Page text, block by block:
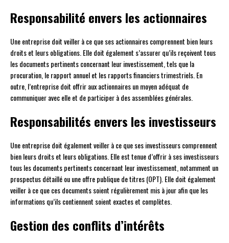
Responsabilité envers les actionnaires
Une entreprise doit veiller à ce que ses actionnaires comprennent bien leurs
droits et leurs obligations. Elle doit également s’assurer qu’ils reçoivent tous
les documents pertinents concernant leur investissement, tels que la
procuration, le rapport annuel et les rapports financiers trimestriels. En
outre, l’entreprise doit offrir aux actionnaires un moyen adéquat de
communiquer avec elle et de participer à des assemblées générales.
Responsabilités envers les investisseurs
Une entreprise doit également veiller à ce que ses investisseurs comprennent
bien leurs droits et leurs obligations. Elle est tenue d’offrir à ses investisseurs
tous les documents pertinents concernant leur investissement, notamment un
prospectus détaillé ou une offre publique de titres (OPT). Elle doit également
veiller à ce que ces documents soient régulièrement mis à jour afin que les
informations qu’ils contiennent soient exactes et complètes.
Gestion des conflits d’intérêts